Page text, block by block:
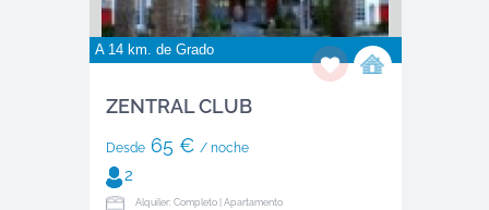
A 14 km. de Grado
ZENTRAL CLUB
Desde65 € / noche
2
Alquiler: Completo | Apartamento